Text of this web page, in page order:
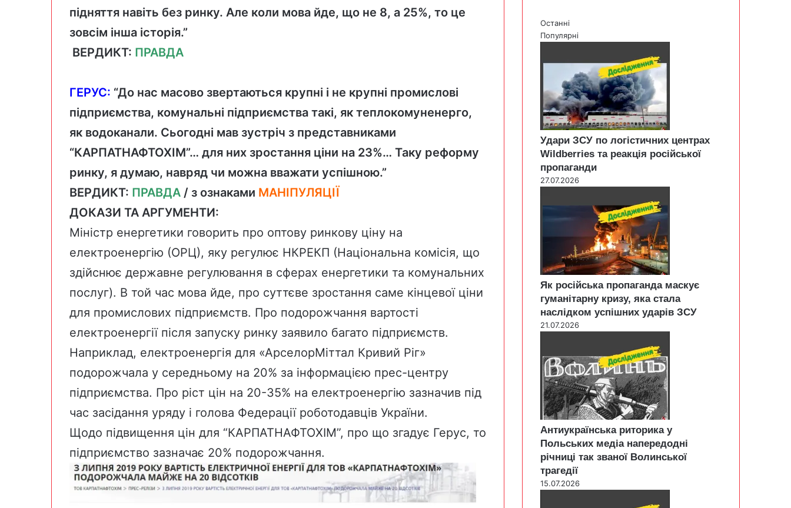
підняття навіть без ринку. Але коли мова йде, що не 8, а 25%, то це
зовсім інша історія.”
ВЕРДИКТ: ПРАВДА
ГЕРУС: “До нас масово звертаються крупні і не крупні промислові
підприємства, комунальні підприємства такі, як теплокомуненерго,
як водоканали. Сьогодні мав зустріч з представниками
“КАРПАТНАФТОХІМ”… для них зростання ціни на 23%… Таку реформу
ринку, я думаю, навряд чи можна вважати успішною.”
ВЕРДИКТ: ПРАВДА / з ознаками МАНІПУЛЯЦІЇ
ДОКАЗИ ТА АРГУМЕНТИ:
Міністр енергетики говорить про оптову ринкову ціну на
електроенергію (ОРЦ), яку регулює НКРЕКП (Національна комісія, що
здійснює державне регулювання в сферах енергетики та комунальних
послуг). В той час мова йде, про суттєве зростання саме кінцевої ціни
для промислових підприємств. Про подорожчання вартості
електроенергії після запуску ринку заявило багато підприємств.
Наприклад, електроенергія для «АрселорМіттал Кривий Ріг»
подорожчала у середньому на 20% за інформацією прес-центру
підприємства. Про ріст цін на 20-35% на електроенергію зазначив під
час засідання уряду і голова Федерації роботодавців України.
Щодо підвищення цін для “КАРПАТНАФТОХІМ”, про що згадує Герус, то
підприємство зазначає 20% подорожчання.
Останні
Популярні
Удари ЗСУ по логістичних центрах
Wildberries та реакція російської
пропаганди
27.07.2026
Як російська пропаганда маскує
гуманітарну кризу, яка стала
наслідком успішних ударів ЗСУ
21.07.2026
Антиукраїнська риторика у
Польських медіа напередодні
річниці так званої Волинської
трагедії
15.07.2026